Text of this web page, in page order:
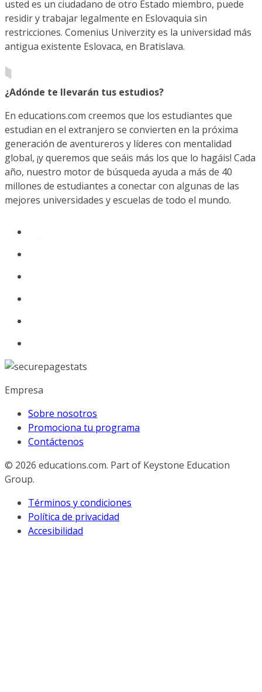
usted es un ciudadano de otro Estado miembro, puede
residir y trabajar legalmente en Eslovaquia sin
restricciones. Comenius Univerzity es la universidad más
antigua existente Eslovaca, en Bratislava.
¿Adónde te llevarán tus estudios?
En educations.com creemos que los estudiantes que
estudian en el extranjero se convierten en la próxima
generación de aventureros y líderes con mentalidad
global, ¡y queremos que seáis más los que lo hagáis! Cada
año, nuestro motor de búsqueda ayuda a más de 40
millones de estudiantes a conectar con algunas de las
mejores universidades y escuelas de todo el mundo.
Empresa
Sobre nosotros
Promociona tu programa
Contáctenos
© 2026 educations.com. Part of Keystone Education
Group.
Términos y condiciones
Política de privacidad
Accesibilidad